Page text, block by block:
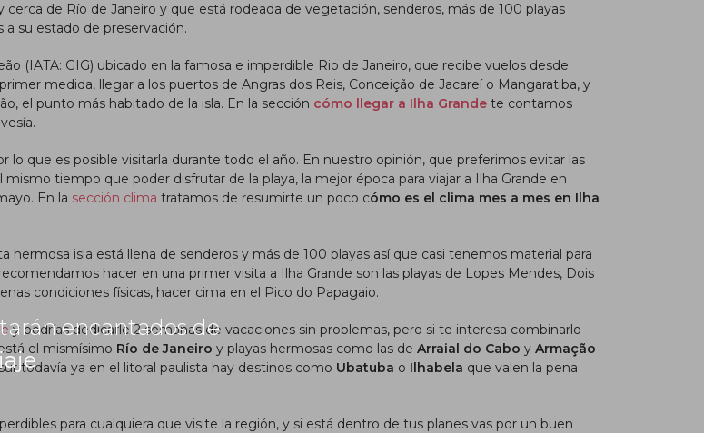
de Río de Janeiro y que está rodeada de vegetación, senderos, más de 100 playas
a su estado de preservación.
(IATA: GIG) ubicado en la famosa e imperdible Rio de Janeiro, que recibe vuelos desde
medida, llegar a los puertos de Angras dos Reis, Conceição de Jacareí o Mangaratiba, y
el punto más habitado de la isla. En la sección cómo llegar a Ilha Grande te contamos
lo que es posible visitarla durante todo el año. En nuestro opinión, que preferimos evitar las
tiempo que poder disfrutar de la playa, la mejor época para viajar a Ilha Grande en
En la sección clima tratamos de resumirte un poco cómo es el clima mes a mes en Ilha
hermosa isla está llena de senderos y más de 100 playas así que casi tenemos material para
hacer en una primer visita a Ilha Grande son las playas de Lopes Mendes, Dois
condiciones físicas, hacer cima en el Pico do Papagaio.
y podrías dedicarle 2 semanas de vacaciones sin problemas, pero si te interesa combinarlo
el mismísimo Río de Janeiro y playas hermosas como las de Arraial do Cabo y Armação
todavía ya en el litoral paulista hay destinos como Ubatuba o Ilhabela que valen la pena
para cualquiera que visite la región, y si está dentro de tus planes vas por un buen
encantados de